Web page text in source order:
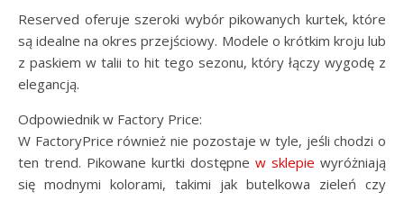
Reserved oferuje szeroki wybór pikowanych kurtek, które
są idealne na okres przejściowy. Modele o krótkim kroju lub
z paskiem w talii to hit tego sezonu, który łączy wygodę z
elegancją.
Odpowiednik w Factory Price:
W FactoryPrice również nie pozostaje w tyle, jeśli chodzi o
ten trend. Pikowane kurtki dostępne w sklepie wyróżniają
się modnymi kolorami, takimi jak butelkowa zieleń czy